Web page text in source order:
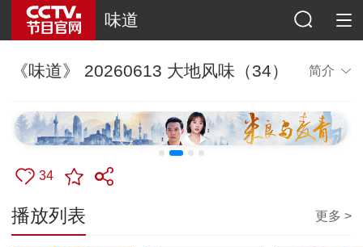
味道
《味道》 20260613 大地风味（34） 简介
34
播放列表 更多 >